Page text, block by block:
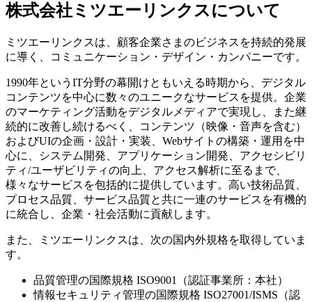
株式会社ミツエーリンクスについて
ミツエーリンクスは、顧客企業さまのビジネスを持続的発展
に導く、コミュニケーション・デザイン・カンパニーです。
1990年というIT分野の幕開けともいえる時期から、デジタル
コンテンツを中心に数々のユニークなサービスを提供。企業
のマーケティング活動をデジタルメディアで実現し、また継
続的に改善し続けるべく、コンテンツ（映像・音声を含む）
およびUIの企画・設計・実装、Webサイトの構築・運用を中
心に、システム開発、アプリケーション開発、アクセシビリ
ティ/ユーザビリティの向上、アクセス解析に至るまで、
様々なサービスを包括的に提供しています。高い技術品質、
プロセス品質、サービス品質と共に一連のサービスを有機的
に統合し、企業・社会活動に貢献します。
また、ミツエーリンクスは、次の国内外規格を取得していま
す。
品質管理の国際規格 ISO9001（認証事業所：本社）
情報セキュリティ管理の国際規格 ISO27001/ISMS（認